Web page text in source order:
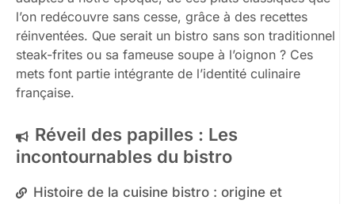
l’on redécouvre sans cesse, grâce à des recettes
réinventées. Que serait un bistro sans son traditionnel
steak-frites ou sa fameuse soupe à l’oignon ? Ces
mets font partie intégrante de l’identité culinaire
française.
Réveil des papilles : Les
incontournables du bistro
Histoire de la cuisine bistro : origine et